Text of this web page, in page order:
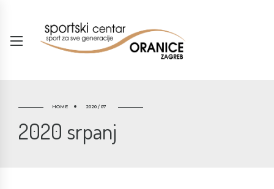
HOME 2020 / 07
2020 srpanj